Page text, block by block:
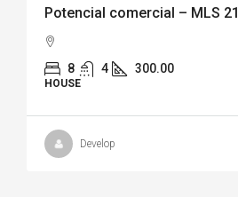
Potencial comercial – MLS
8 4 300.00
HOUSE
Develop